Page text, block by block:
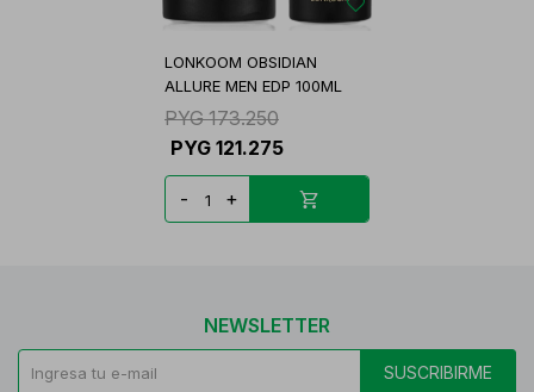
LONKOOM OBSIDIAN
ALLURE MEN EDP 100ML
PYG 173.250
PYG 121.275
- +
NEWSLETTER
SUSCRIBIRME